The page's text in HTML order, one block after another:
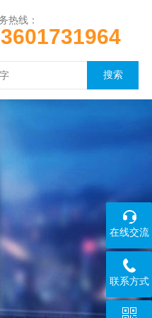
热线：
在线交流
联系方式